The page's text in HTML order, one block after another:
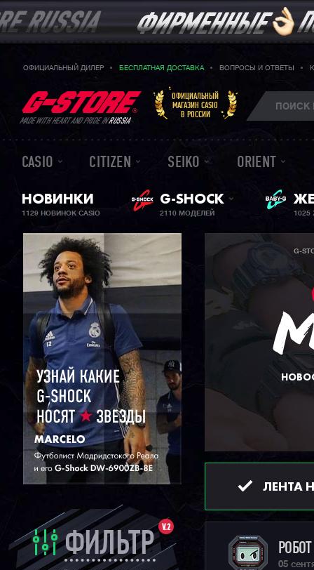
ОФИЦИАЛЬНЫЙ ДИЛЕР БЕСПЛАТНАЯ ДОСТАВКА ВОПРОСЫ И ОТВЕТЫ
MADE WITH HEART AND PRIDE INRUSSIA
ОФИЦИАЛЬНЫЙ
МАГАЗИН CASIO
В РОССИИ
CASIO CITIZEN SEIKO ORIENT
НОВИНКИ
1129 НОВИНОК CASIO
G-SHOCK
2110 МОДЕЛЕЙ
V.2
ФИЛЬТР
G-
ЛЕНТА
05